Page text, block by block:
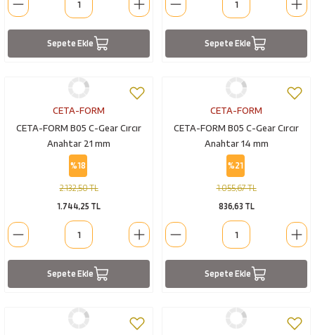
Sepete Ekle Sepete Ekle
CETA-FORM
CETA-FORM B05 C-Gear Cırcır
Anahtar 21 mm
%18
2.132,50 TL
1.744,25 TL
Sepete Ekle
CETA-FORM
CETA-FORM B05 C-Gear Cırcır
Anahtar 14 mm
%21
1.055,67 TL
836,63 TL
Sepete Ekle